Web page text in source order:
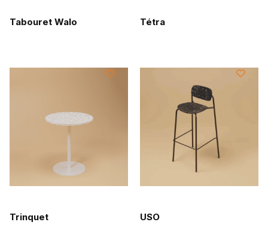
Tabouret Walo Tétra
Trinquet USO